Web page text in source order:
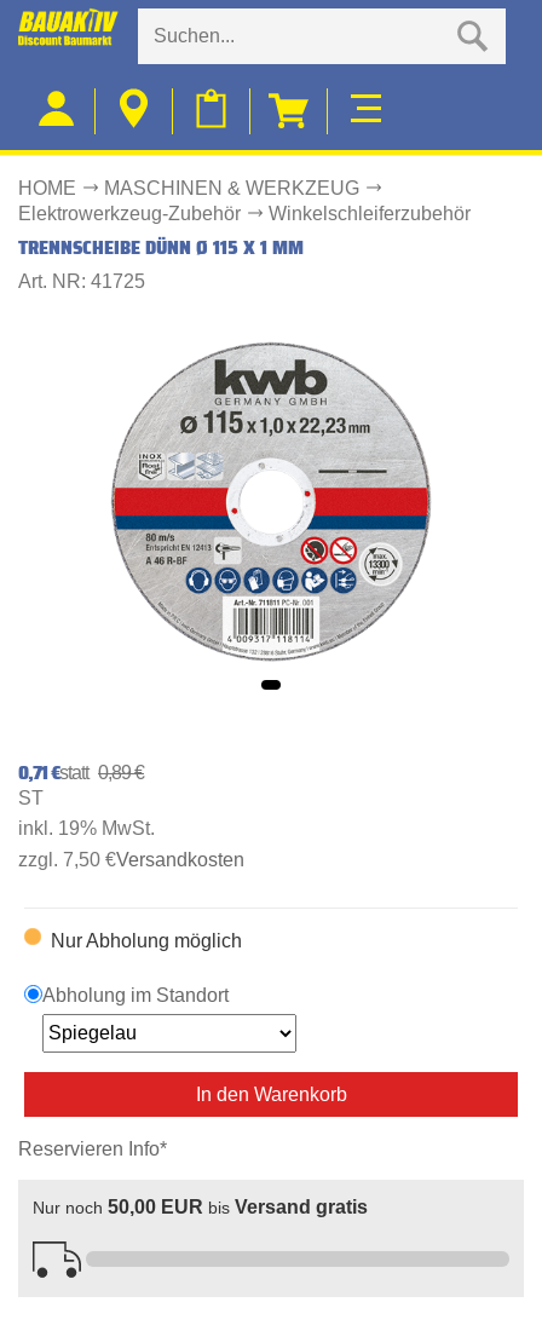
HOME
MASCHINEN & WERKZEUG
Elektrowerkzeug-Zubehör
Winkelschleiferzubehör
TRENNSCHEIBE DÜNN Ø 115 X 1 MM
Art. NR: 41725
0,89 €
0,71 €
ST
inkl. 19% MwSt.
zzgl. 7,50 €Versandkosten
Nur Abholung möglich
Abholung im Standort
In den Warenkorb
Reservieren Info*
Nur noch 50,00 EUR bis Versand gratis